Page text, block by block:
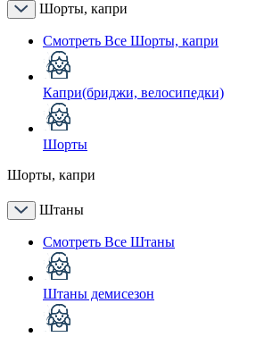
Шорты, капри
Смотреть Все Шорты, капри
Капри(бриджи, велосипедки)
Шорты
Шорты, капри
Штаны
Смотреть Все Штаны
Штаны демисезон